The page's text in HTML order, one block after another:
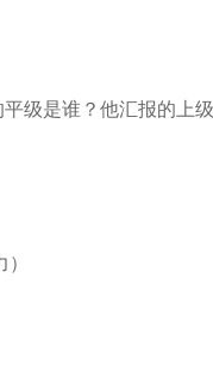
级是谁？他汇报的上